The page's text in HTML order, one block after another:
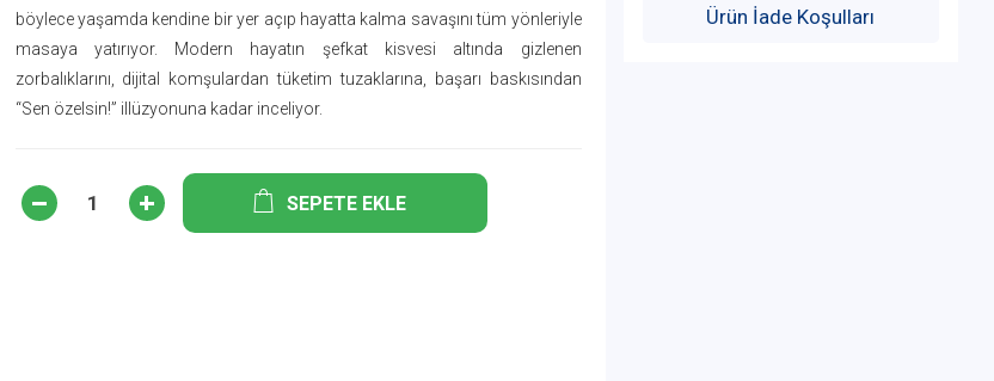
böylece yaşamda kendine bir yer açıp hayatta kalma savaşını tüm yönleriyle
masaya yatırıyor. Modern hayatın şefkat kisvesi altında gizlenen
zorbalıklarını, dijital komşulardan tüketim tuzaklarına, başarı baskısından
“Sen özelsin!” illüzyonuna kadar inceliyor.
SEPETE EKLE
Ürün İade Koşulları